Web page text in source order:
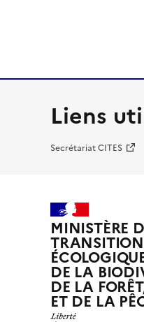
Liens
Secrétariat CITES
MINISTÈRE
TRANSITION
DE LA
DE LA
ET DE LA